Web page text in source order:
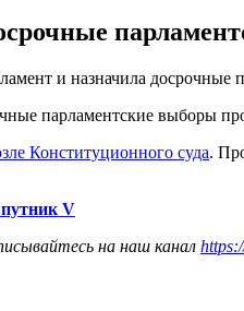
и назначила досрочные
парламентские выборы
Конституционного суда.
V
на наш канал